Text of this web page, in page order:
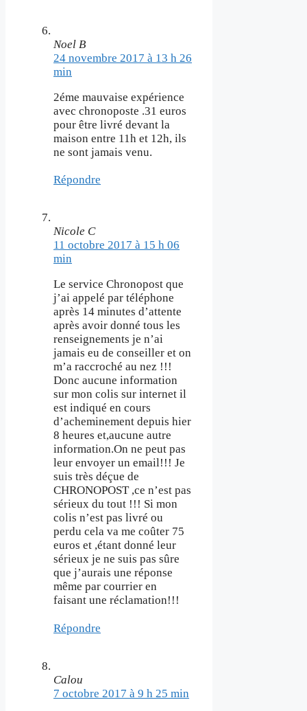
Noel B
24 novembre 2017 à 13 h 26
min
2éme mauvaise expérience
avec chronoposte .31 euros
pour être livré devant la
maison entre 11h et 12h, ils
ne sont jamais venu.
Répondre
Nicole C
11 octobre 2017 à 15 h 06
min
Le service Chronopost que
j’ai appelé par téléphone
après 14 minutes d’attente
après avoir donné tous les
renseignements je n’ai
jamais eu de conseiller et on
m’a raccroché au nez !!!
Donc aucune information
sur mon colis sur internet il
est indiqué en cours
d’acheminement depuis hier
8 heures et,aucune autre
information.On ne peut pas
leur envoyer un email!!! Je
suis très déçue de
CHRONOPOST ,ce n’est pas
sérieux du tout !!! Si mon
colis n’est pas livré ou
perdu cela va me coûter 75
euros et ,étant donné leur
sérieux je ne suis pas sûre
que j’aurais une réponse
même par courrier en
faisant une réclamation!!!
Répondre
Calou
7 octobre 2017 à 9 h 25 min